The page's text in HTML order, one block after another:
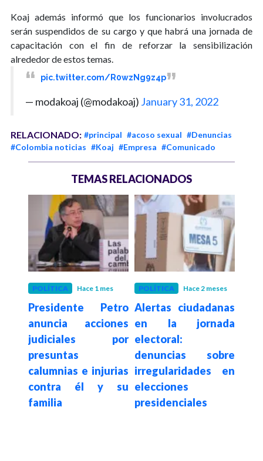
Koaj además informó que los funcionarios involucrados
serán suspendidos de su cargo y que habrá una jornada de
capacitación con el fin de reforzar la sensibilización
alrededor de estos temas.
pic.twitter.com/R0wzNg9z4p
— modakoaj (@modakoaj) January 31, 2022
RELACIONADO: #principal #acoso sexual #Denuncias
#Colombia noticias #Koaj #Empresa #Comunicado
TEMAS RELACIONADOS
POLÍTICA Hace 1 mes
Presidente Petro
anuncia acciones
judiciales por
presuntas
calumnias e injurias
contra él y su
familia
POLÍTICA Hace 2 meses
Alertas ciudadanas
en la jornada
electoral:
denuncias sobre
irregularidades en
elecciones
presidenciales